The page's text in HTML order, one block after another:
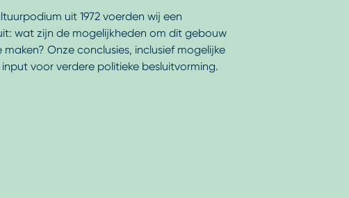
uit 1972 voerden wij een
wat zijn de mogelijkheden om dit gebouw
Onze conclusies, inclusief mogelijke
voor verdere politieke besluitvorming.